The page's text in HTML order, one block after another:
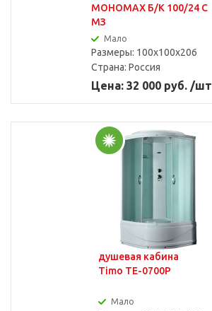
МОНОМАХ Б/К 100/24 С
МЗ
Мало
Размеры: 100x100x206
Страна: Россия
Цена: 32 000 руб. /шт
душевая кабина
Timo TE-0700P
Мало